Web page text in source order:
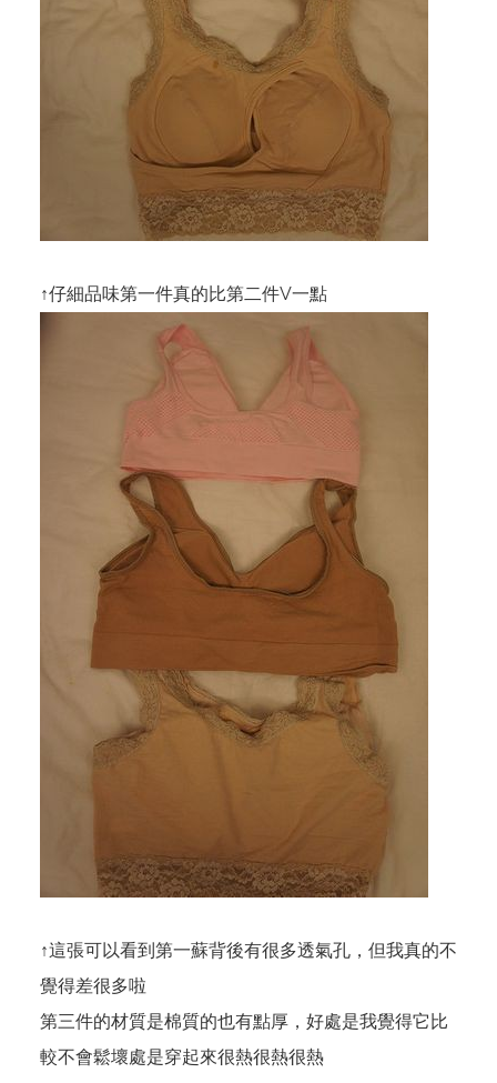
↑仔細品味第一件真的比第二件V一點
↑這張可以看到第一蘇背後有很多透氣孔，但我真的不
覺得差很多啦
第三件的材質是棉質的也有點厚，好處是我覺得它比
較不會鬆壞處是穿起來很熱很熱很熱